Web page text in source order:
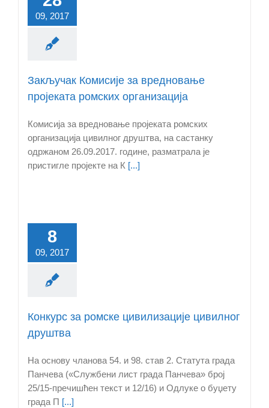
09, 2017
Закључак Комисије за вредновање
пројеката ромских организација
Комисија за вредновање пројеката ромских
организација цивилног друштва, на састанку
одржаном 26.09.2017. године, разматрала је
пристигле пројекте на К [...]
8
09, 2017
Конкурс за ромске цивилизације цивилног
друштва
На основу чланова 54. и 98. став 2. Статута града
Панчева («Службени лист града Панчева» број
25/15-пречишћен текст и 12/16) и Одлукe о буџету
града П [...]